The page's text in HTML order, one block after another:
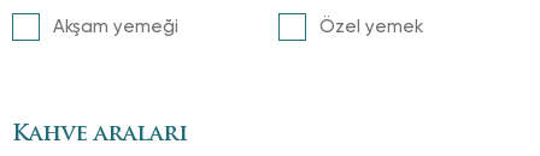
Akşam yemeği Özel yemek
Kahve araları